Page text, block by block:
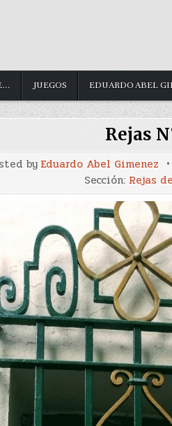
JUEGOS EDUARDO ABEL
Rejas
by Eduardo Abel Gimenez
Sección: Rejas